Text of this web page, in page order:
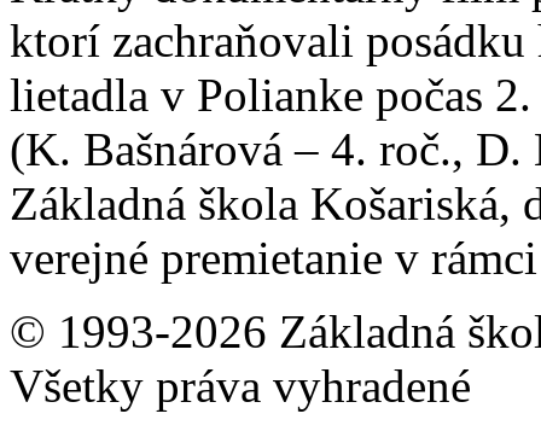
ktorí zachraňovali posádku
lietadla v Polianke počas
(K. Bašnárová – 4. roč.,
Základná škola Košariská,
verejné premietanie v
© 1993-2026 Základná
Všetky práva vyhradené